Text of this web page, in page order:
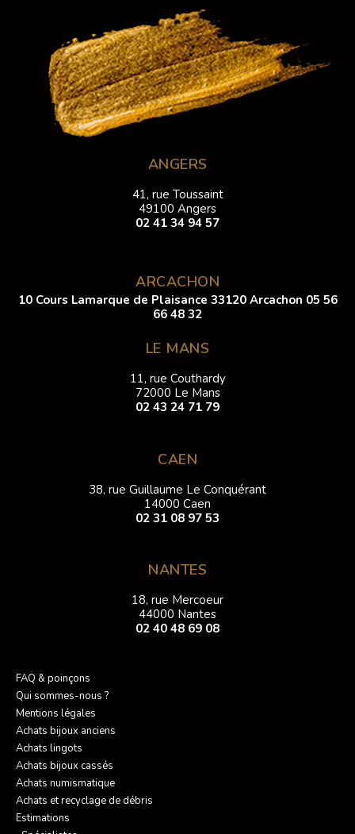
ANGERS
41, rue Toussaint
49100 Angers
02 41 34 94 57
ARCACHON
10 Cours Lamarque de Plaisance 33120 Arcachon 05 56
66 48 32
LE MANS
11, rue Couthardy
72000 Le Mans
02 43 24 71 79
CAEN
38, rue Guillaume Le Conquérant
14000 Caen
02 31 08 97 53
NANTES
18, rue Mercoeur
44000 Nantes
02 40 48 69 08
FAQ & poinçons
Qui sommes-nous ?
Mentions légales
Achats bijoux anciens
Achats lingots
Achats bijoux cassés
Achats numismatique
Achats et recyclage de débris
Estimations